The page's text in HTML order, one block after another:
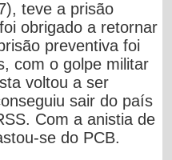
teve a prisão
obrigado a retornar
preventiva foi
com o golpe militar
voltou a ser
sair do país
Com a anistia de
se do PCB.